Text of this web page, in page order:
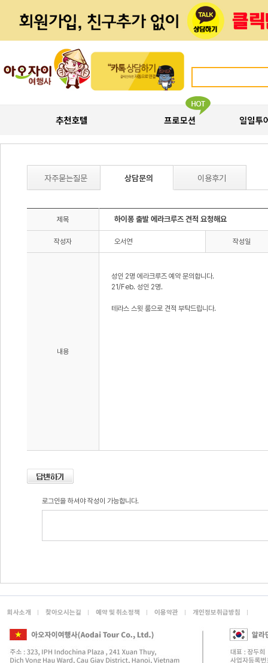
자주묻는질문 상담문의 이용후기
제목 하이퐁 출발 에라크루즈 견적 요청해요
작성자 오서연 작성일
내용
성인 2명 에라크루즈 예약 문의합니다.
21/Feb. 성인 2명.
테라스 스윗 룸으로 견적 부탁드립니다.
로그인을 하셔야 작성이 가능합니다.
회사소개 찾아오시는길 예약 및 취소정책 이용약관 개인정보취급방침